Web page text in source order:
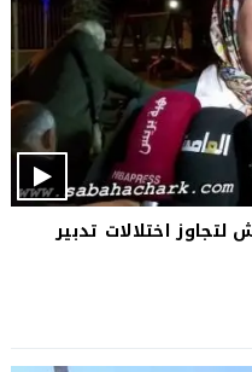
لتجاوز اختلالات تدبير